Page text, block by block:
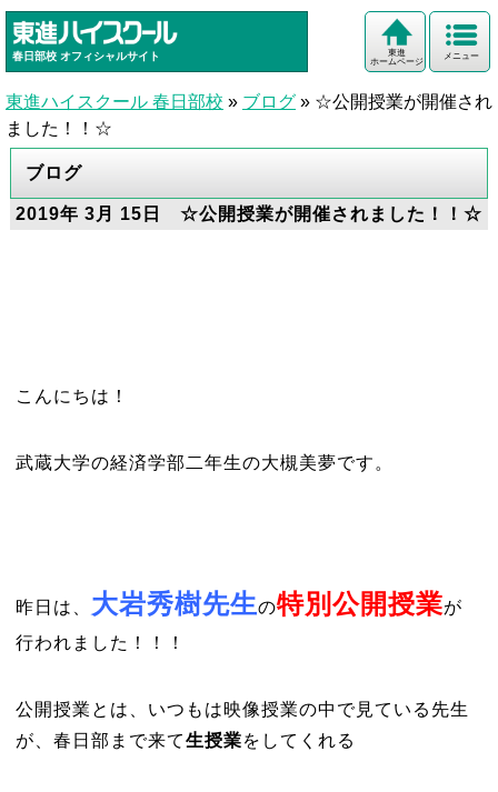
春日部校 オフィシャルサイト メニュー
東進
ホームページ
東進ハイスクール 春日部校 » ブログ » ☆公開授業が開催され
ました！！☆
ブログ
2019年 3月 15日 ☆公開授業が開催されました！！☆
こんにちは！
武蔵大学の経済学部二年生の大槻美夢です。
昨日は、 大岩秀樹先生の特別公開授業が
行われました！！！
公開授業とは、いつもは映像授業の中で見ている先生
が、春日部まで来て生授業をしてくれる